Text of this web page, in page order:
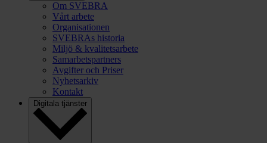
Om SVEBRA
Vårt arbete
Organisationen
SVEBRAs historia
Miljö & kvalitetsarbete
Samarbetspartners
Avgifter och Priser
Nyhetsarkiv
Kontakt
Digitala tjänster